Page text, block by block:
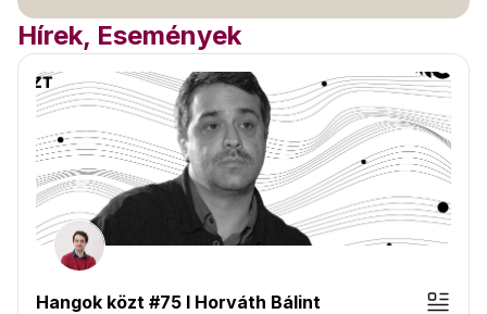
Hírek, Események
Hangok közt #75 I Horváth Bálint